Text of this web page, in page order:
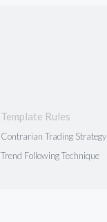
Template Rules
Contrarian Trading Strategy
Trend Following Technique